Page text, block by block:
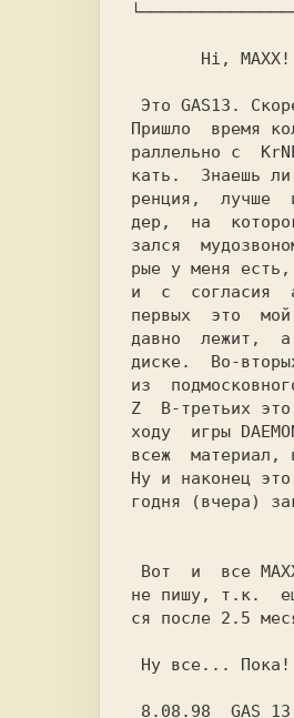
Пришло  время
раллельно с
кать.  Знаешь
ренция,  лучше
дер,  на
зался
рые у меня есть,
и  с  согласия
первых  это  мой
давно  лежит,
диске.  Вo-
из
Z  В-третьих это
ходу  игры
всеж  материал,
Ну и наконец
годня (вчера)
не пишу, т.к.
ся после 2.5